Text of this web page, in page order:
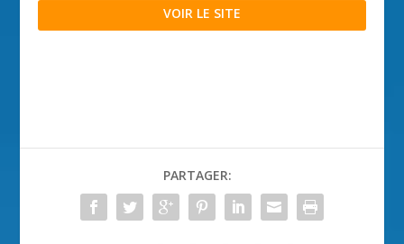
VOIR LE SITE
PARTAGER: